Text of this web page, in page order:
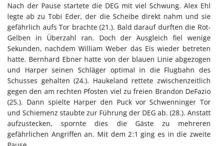
Nach der Pause startete die DEG mit viel Schwung. Alex Ehl
legte ab zu Tobi Eder, der die Scheibe direkt nahm und sie
gefährlich aufs Tor brachte (21.). Bald darauf durften die Rot-
Gelben in Überzahl ran. Doch der Ausgleich fiel wenige
Sekunden, nachdem William Weber das Eis wieder betreten
hatte. Bernhard Ebner hatte von der blauen Linie abgezogen
und Harper seinen Schläger optimal in die Flugbahn des
Schusses gehalten (24.). Haukeland rettete zwischenzeitlich
gegen den am rechten Pfosten viel zu freien Brandon DeFazio
(25.). Dann spielte Harper den Puck vor Schwenninger Tor
und Schiemenz staubte zur Führung der DEG ab. (28.). Anstatt
aufzustecken, spornte dies die Gäste zu mehreren
gefährlichen Angriffen an. Mit dem 2:1 ging es in die zweite